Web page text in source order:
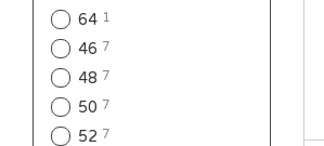
64 1
46 7
48 7
50 7
52 7